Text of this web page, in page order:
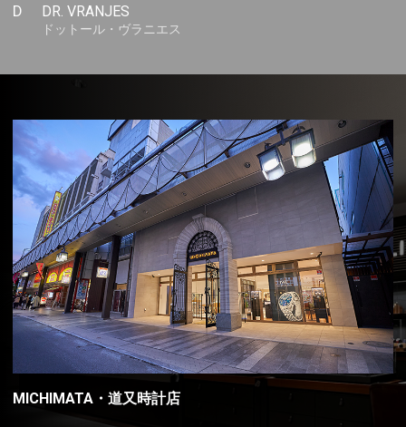
D DR. VRANJES
ドットール・ヴラニエス
MICHIMATA・道又時計店